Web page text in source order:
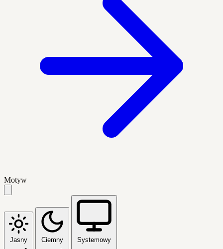
Motyw
Jasny Ciemny Systemowy